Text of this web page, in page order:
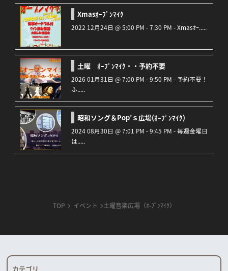
Xmasｵｰﾌﾟﾝﾏｲｸ
2022 12月24日 @ 5:00 PM - 7:30 PM - Xmasｵｰ.....
土曜 ｵｰﾌﾟﾝﾏｲｸ・・予約不要
2026 01月31日 @ 7:00 PM - 9:50 PM - 予約不要！
ふ.....
昭和ソング＆Pop’ｓ広場(ｵｰﾌﾟﾝﾏｲｸ)
2024 08月30日 @ 7:01 PM - 9:45 PM - 毎週金曜日
は.....
TOP イベント 土曜音楽広場（ｵ-ﾌﾟﾝﾏｲｸ）
カテゴリ